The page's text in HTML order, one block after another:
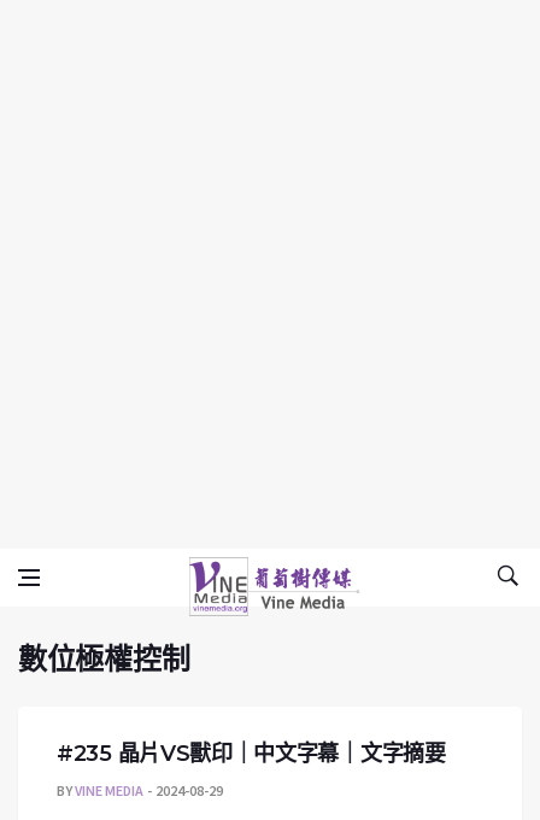
數位極權控制
Vine Media
葡萄樹傳媒
數位極權控制
#235 晶片VS獸印｜中文字幕｜文字摘要
BYVINE MEDIA 2024-08-29